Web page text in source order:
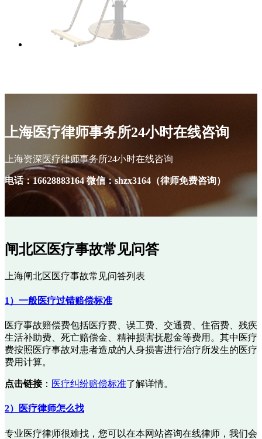
上海医疗律师事务所24小时在线咨询
上海资深医疗律师事务所24小时在线咨询
电话：16628883164 微信：shzx3164（律师免费咨询）
闸北区医疗事故常见问答
上海闸北区医疗事故常见问答列表
1）一般医疗过错赔偿标准
医疗事故赔偿费包括医疗费、误工费、交通费、住宿费、残疾
生活补助费、死亡赔偿金、精神损害抚慰金等费用。其中医疗
费按照医疗事故对患者造成的人身损害进行治疗所发生的医疗
费用计算。
点击链接： 医疗纠纷赔偿标准了解详情。
2）医疗律师怎么找
专业医疗律师很难找，您可以在本网站咨询在线律师，我们会